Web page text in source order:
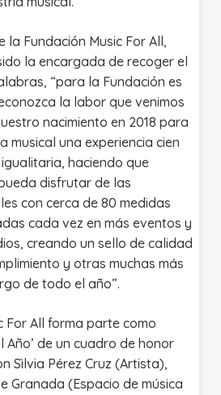
Fundación Music For All,
la encargada de recoger el
“para la Fundación es
la labor que venimos
nacimiento en 2018 para
musical una experiencia cien
haciendo que
disfrutar de las
con cerca de 80 medidas
cada vez en más eventos y
creando un sello de calidad
y otras muchas más
de todo el año”.
For All forma parte como
Año’ de un cuadro de honor
Sìlvia Pérez Cruz (Artista),
Granada (Espacio de música